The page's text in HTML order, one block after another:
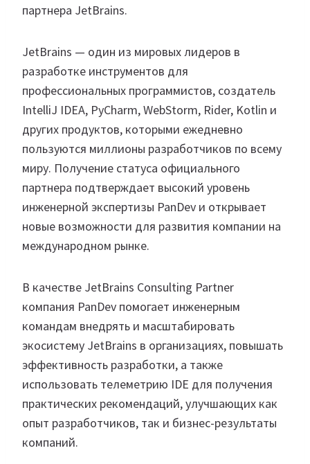
партнера JetBrains.
JetBrains — один из мировых лидеров в
разработке инструментов для
профессиональных программистов, создатель
IntelliJ IDEA, PyCharm, WebStorm, Rider, Kotlin и
других продуктов, которыми ежедневно
пользуются миллионы разработчиков по всему
миру. Получение статуса официального
партнера подтверждает высокий уровень
инженерной экспертизы PanDev и открывает
новые возможности для развития компании на
международном рынке.
В качестве JetBrains Consulting Partner
компания PanDev помогает инженерным
командам внедрять и масштабировать
экосистему JetBrains в организациях, повышать
эффективность разработки, а также
использовать телеметрию IDE для получения
практических рекомендаций, улучшающих как
опыт разработчиков, так и бизнес-результаты
компаний.